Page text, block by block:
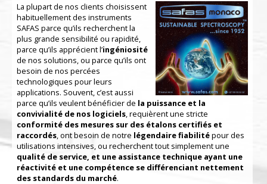
La plupart de nos clients choisissent
habituellement des instruments
SAFAS parce qu’ils recherchent la
plus grande sensibilité ou rapidité,
parce qu’ils apprécient l’ingéniosité
de nos solutions, ou parce qu’ils ont
besoin de nos percées
technologiques pour leurs
applications. Souvent, c’est aussi
parce qu’ils veulent bénéficier de la puissance et la
convivialité de nos logiciels, requièrent une stricte
conformité des mesures sur des étalons certifiés et
raccordés, ont besoin de notre légendaire fiabilitépour des
utilisations intensives, ou recherchent tout simplement une
qualité de service, et une assistance technique ayant une
réactivité et une compétence se différenciant nettement
des standards du marché.